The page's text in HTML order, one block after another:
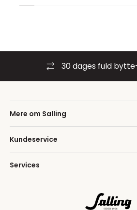
30 dages fuld bytte- og retur
Mere om Salling
Kundeservice
Services